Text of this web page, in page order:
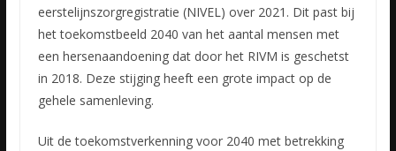
eerstelijnszorgregistratie (NIVEL) over 2021. Dit past bij
het toekomstbeeld 2040 van het aantal mensen met
een hersenaandoening dat door het RIVM is geschetst
in 2018. Deze stijging heeft een grote impact op de
gehele samenleving.
Uit de toekomstverkenning voor 2040 met betrekking